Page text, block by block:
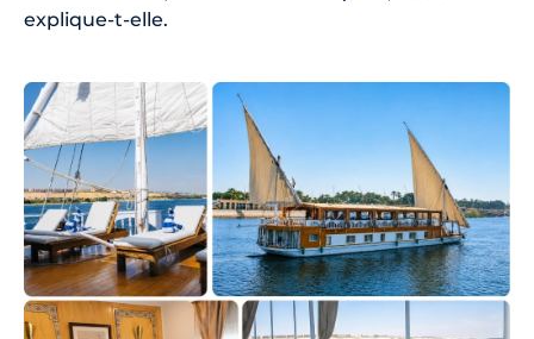
explique-t-elle.